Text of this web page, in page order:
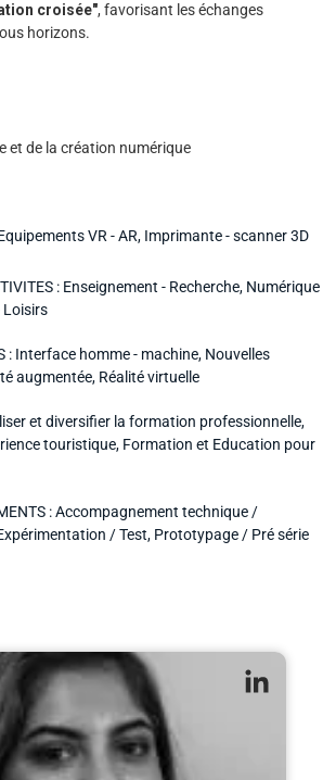
croisée", favorisant les échanges
horizons.
et de la création numérique
VR - AR, Imprimante - scanner 3D
: Enseignement - Recherche, Numérique
Loisirs
: Interface homme - machine, Nouvelles
augmentée, Réalité virtuelle
et diversifier la formation professionnelle,
touristique, Formation et Education pour
:Accompagnement technique /
/ Test, Prototypage / Pré série